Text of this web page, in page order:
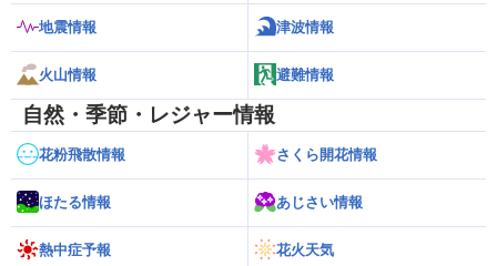
地震情報 津波情報
火山情報 避難情報
自然・季節・レジャー情報
花粉飛散情報 さくら開花情報
ほたる情報 あじさい情報
熱中症予報 花火天気